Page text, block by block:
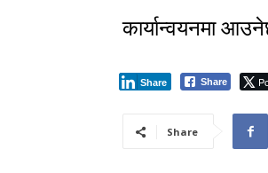
कार्यान्वयनमा
Share
Share
Share